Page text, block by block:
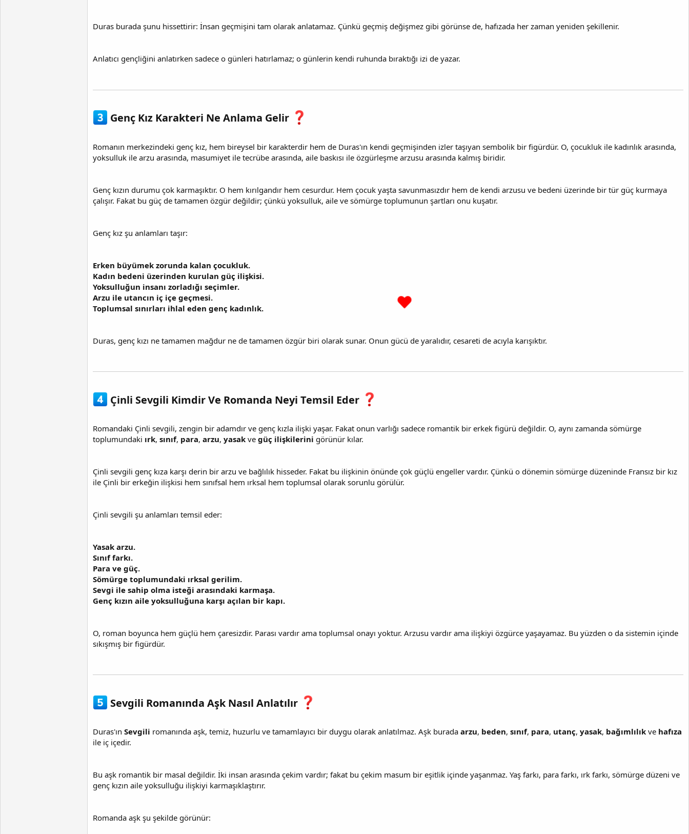
Duras burada şunu hissettirir: İnsan geçmişini tam olarak anlatamaz. Çünkü geçmiş değişmez gibi görünse de, hafızada her zaman yeniden şekillenir.
Anlatıcı gençliğini anlatırken sadece o günleri hatırlamaz; o günlerin kendi ruhunda bıraktığı izi de yazar.
Genç Kız Karakteri Ne Anlama Gelir
Romanın merkezindeki genç kız, hem bireysel bir karakterdir hem de Duras'ın kendi geçmişinden izler taşıyan sembolik bir figürdür. O, çocukluk ile kadınlık arasında,
yoksulluk ile arzu arasında, masumiyet ile tecrübe arasında, aile baskısı ile özgürleşme arzusu arasında kalmış biridir.
Genç kızın durumu çok karmaşıktır. O hem kırılgandır hem cesurdur. Hem çocuk yaşta savunmasızdır hem de kendi arzusu ve bedeni üzerinde bir tür güç kurmaya
çalışır. Fakat bu güç de tamamen özgür değildir; çünkü yoksulluk, aile ve sömürge toplumunun şartları onu kuşatır.
Genç kız şu anlamları taşır:
Erken büyümek zorunda kalan çocukluk.
Kadın bedeni üzerinden kurulan güç ilişkisi.
Yoksulluğun insanı zorladığı seçimler.
Arzu ile utancın iç içe geçmesi.
Toplumsal sınırları ihlal eden genç kadınlık.
Duras, genç kızı ne tamamen mağdur ne de tamamen özgür biri olarak sunar. Onun gücü de yaralıdır, cesareti de acıyla karışıktır.
Çinli Sevgili Kimdir Ve Romanda Neyi Temsil Eder
Romandaki Çinli sevgili, zengin bir adamdır ve genç kızla ilişki yaşar. Fakat onun varlığı sadece romantik bir erkek figürü değildir. O, aynı zamanda sömürge
toplumundaki ırk, sınıf, para, arzu, yasak ve güç ilişkilerini görünür kılar.
Çinli sevgili genç kıza karşı derin bir arzu ve bağlılık hisseder. Fakat bu ilişkinin önünde çok güçlü engeller vardır. Çünkü o dönemin sömürge düzeninde Fransız bir kız
ile Çinli bir erkeğin ilişkisi hem sınıfsal hem ırksal hem toplumsal olarak sorunlu görülür.
Çinli sevgili şu anlamları temsil eder:
Yasak arzu.
Sınıf farkı.
Para ve güç.
Sömürge toplumundaki ırksal gerilim.
Sevgi ile sahip olma isteği arasındaki karmaşa.
Genç kızın aile yoksulluğuna karşı açılan bir kapı.
O, roman boyunca hem güçlü hem çaresizdir. Parası vardır ama toplumsal onayı yoktur. Arzusu vardır ama ilişkiyi özgürce yaşayamaz. Bu yüzden o da sistemin içinde
sıkışmış bir figürdür.
Sevgili Romanında Aşk Nasıl Anlatılır
Duras'ın Sevgili romanında aşk, temiz, huzurlu ve tamamlayıcı bir duygu olarak anlatılmaz. Aşk burada arzu, beden, sınıf, para, utanç, yasak, bağımlılık ve hafıza
ile iç içedir.
Bu aşk romantik bir masal değildir. İki insan arasında çekim vardır; fakat bu çekim masum bir eşitlik içinde yaşanmaz. Yaş farkı, para farkı, ırk farkı, sömürge düzeni ve
genç kızın aile yoksulluğu ilişkiyi karmaşıklaştırır.
Romanda aşk şu şekilde görünür: